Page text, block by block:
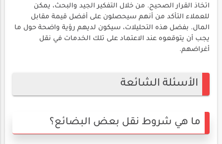
اتخاذ القرار الصحيح. من خلال التفكير الجيد والبحث، يمكن
للعملاء التأكد من أنهم سيحصلون على أفضل قيمة مقابل
المال. بفضل هذه التحليلات، سيكون لديهم رؤية واضحة حول ما
يجب أن يتوقعوه عند الاعتماد على تلك الخدمات في نقل
أغراضهم.
الأسئلة الشائعة
ما هي شروط نقل بعض البضائع؟